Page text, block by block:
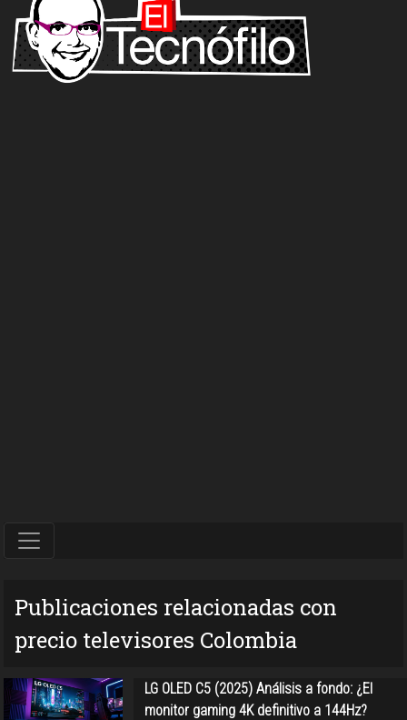
Publicaciones relacionadas con
precio televisores Colombia
LG OLED C5 (2025) Análisis a fondo: ¿El
monitor gaming 4K definitivo a 144Hz?